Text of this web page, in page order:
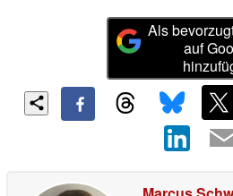
Als
auf